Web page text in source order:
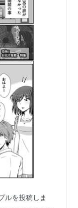
ルを投稿しま